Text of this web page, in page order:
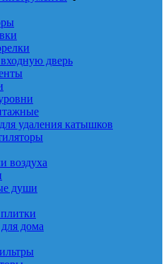
дверь
удаления катышков
воздуха
души
дома